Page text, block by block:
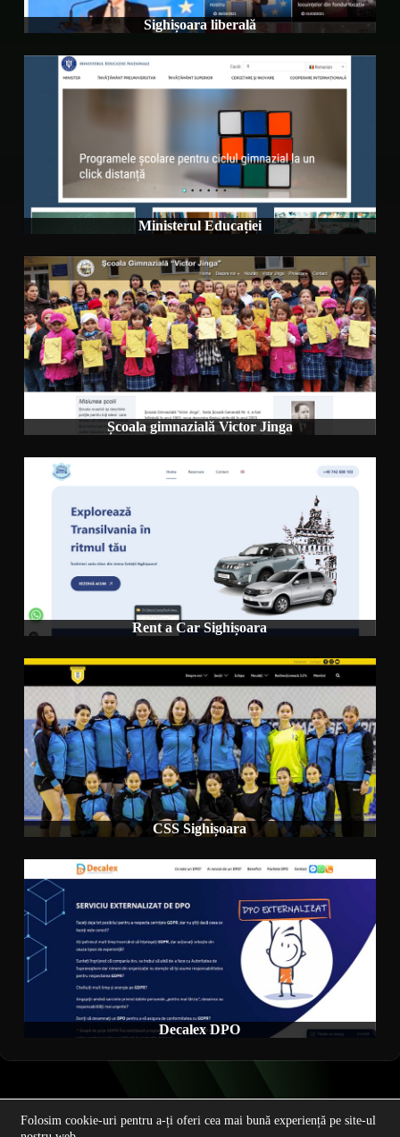
Sighișoara liberală
Ministerul Educației
Școala gimnazială Victor Jinga
Rent a Car Sighișoara
CSS Sighișoara
Decalex DPO
Home Web design Aplicații Web Contact
Folosim cookie-uri pentru a-ți oferi cea mai bună experiență pe site-ul